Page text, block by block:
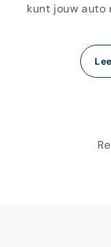
kunt jouw auto